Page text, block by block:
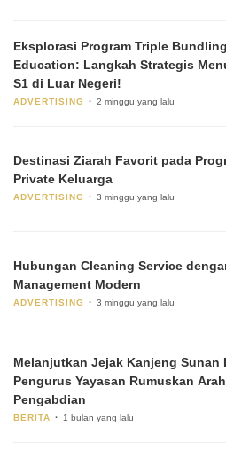
Eksplorasi Program Triple
Education: Langkah Strategis
S1 di Luar Negeri!
ADVERTISING 2 minggu yang lalu
Destinasi Ziarah Favorit pada
Private Keluarga
ADVERTISING 3 minggu yang lalu
Hubungan Cleaning Service
Management Modern
ADVERTISING 3 minggu yang lalu
Melanjutkan Jejak Kanjeng Sunan
Pengurus Yayasan Rumuskan
Pengabdian
BERITA 1 bulan yang lalu